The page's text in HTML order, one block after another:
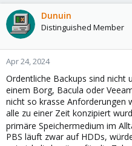
Dunuin
Distinguished Member
Apr 24, 2024
Ordentliche Backups sind nicht
einem Borg, Bacula oder
nicht so krasse Anforderungen
alle zu einer Zeit konzipiert
primäre Speichermedium im
PBS läuft zwar auf HDDs,